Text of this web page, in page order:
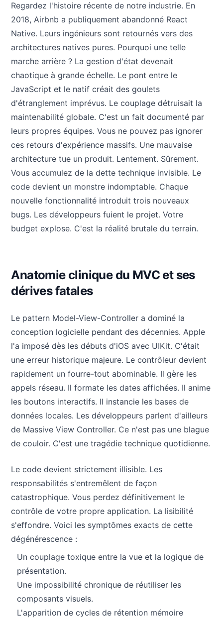
Regardez l'histoire récente de notre industrie. En
2018, Airbnb a publiquement abandonné React
Native. Leurs ingénieurs sont retournés vers des
architectures natives pures. Pourquoi une telle
marche arrière ? La gestion d'état devenait
chaotique à grande échelle. Le pont entre le
JavaScript et le natif créait des goulets
d'étranglement imprévus. Le couplage détruisait la
maintenabilité globale. C'est un fait documenté par
leurs propres équipes. Vous ne pouvez pas ignorer
ces retours d'expérience massifs. Une mauvaise
architecture tue un produit. Lentement. Sûrement.
Vous accumulez de la dette technique invisible. Le
code devient un monstre indomptable. Chaque
nouvelle fonctionnalité introduit trois nouveaux
bugs. Les développeurs fuient le projet. Votre
budget explose. C'est la réalité brutale du terrain.
Anatomie clinique du MVC et ses
dérives fatales
Le pattern Model-View-Controller a dominé la
conception logicielle pendant des décennies. Apple
l'a imposé dès les débuts d'iOS avec UIKit. C'était
une erreur historique majeure. Le contrôleur devient
rapidement un fourre-tout abominable. Il gère les
appels réseau. Il formate les dates affichées. Il anime
les boutons interactifs. Il instancie les bases de
données locales. Les développeurs parlent d'ailleurs
de Massive View Controller. Ce n'est pas une blague
de couloir. C'est une tragédie technique quotidienne.
Le code devient strictement illisible. Les
responsabilités s'entremêlent de façon
catastrophique. Vous perdez définitivement le
contrôle de votre propre application. La lisibilité
s'effondre. Voici les symptômes exacts de cette
dégénérescence :
Un couplage toxique entre la vue et la logique de
présentation.
Une impossibilité chronique de réutiliser les
composants visuels.
L'apparition de cycles de rétention mémoire